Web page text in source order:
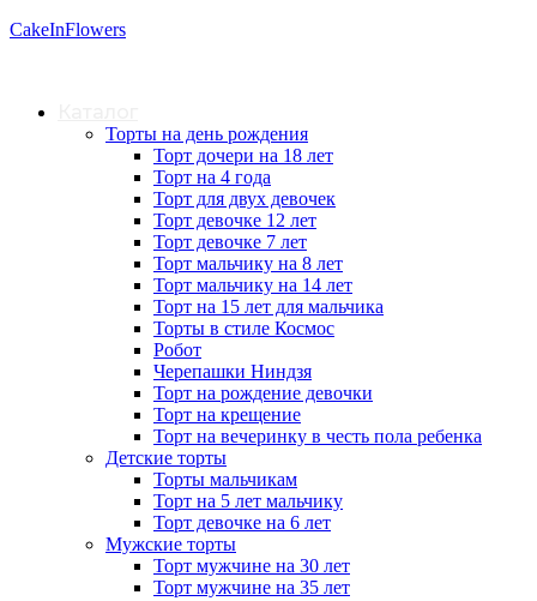
CakeInFlowers
Торты на день рождения
Торт дочери на 18 лет
Торт на 4 года
Торт для двух девочек
Торт девочке 12 лет
Торт девочке 7 лет
Торт мальчику на 8 лет
Торт мальчику на 14 лет
Торт на 15 лет для мальчика
Торты в стиле Космос
Робот
Черепашки Ниндзя
Торт на рождение девочки
Торт на крещение
Торт на вечеринку в честь пола ребенка
Детские торты
Торты мальчикам
Торт на 5 лет мальчику
Торт девочке на 6 лет
Мужские торты
Торт мужчине на 30 лет
Торт мужчине на 35 лет